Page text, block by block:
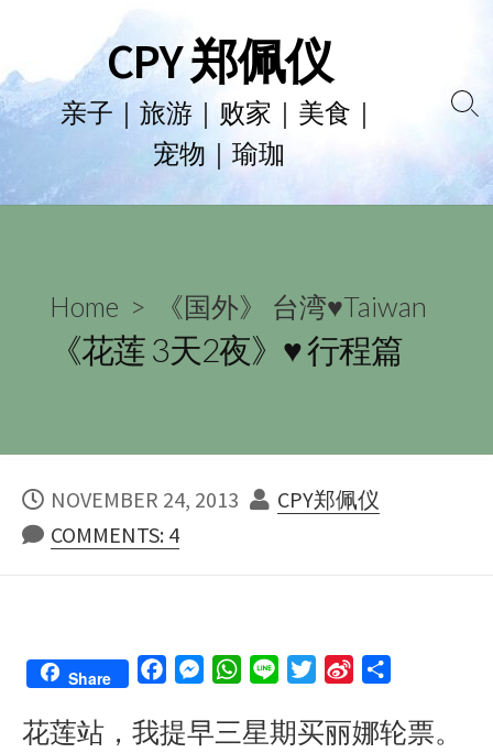
to
content
CPY 郑佩仪
亲子｜旅游｜败家｜美食｜
宠物｜瑜珈
Home > 《国外》 台湾♥Taiwan
《花莲 3天2夜》♥ 行程篇
PUBLISHED
DATE
NOVEMBER 24, 2013 AUTHOR
CPY郑佩仪
COMMENTS: 4
Share
c
s
W
a
n
i
n
a
花莲站，我提早三星期买丽娜轮票。